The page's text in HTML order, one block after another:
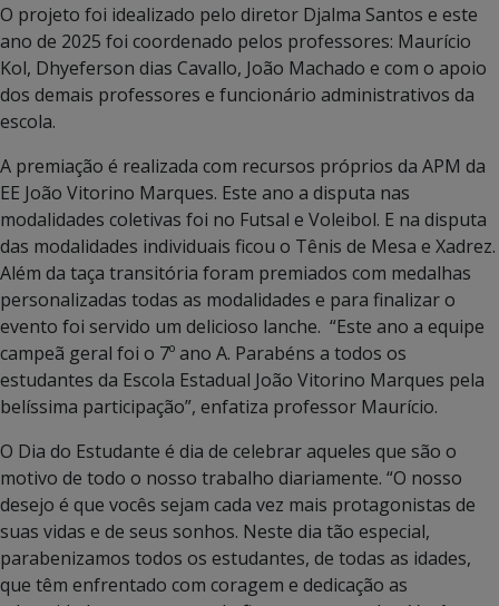
O projeto foi idealizado pelo diretor Djalma Santos e este
ano de 2025 foi coordenado pelos professores: Maurício
Kol, Dhyeferson dias Cavallo, João Machado e com o apoio
dos demais professores e funcionário administrativos da
escola.
A premiação é realizada com recursos próprios da APM da
EE João Vitorino Marques. Este ano a disputa nas
modalidades coletivas foi no Futsal e Voleibol. E na disputa
das modalidades individuais ficou o Tênis de Mesa e Xadrez.
Além da taça transitória foram premiados com medalhas
personalizadas todas as modalidades e para finalizar o
evento foi servido um delicioso lanche. “Este ano a equipe
campeã geral foi o 7º ano A. Parabéns a todos os
estudantes da Escola Estadual João Vitorino Marques pela
belíssima participação”, enfatiza professor Maurício.
O Dia do Estudante é dia de celebrar aqueles que são o
motivo de todo o nosso trabalho diariamente. “O nosso
desejo é que vocês sejam cada vez mais protagonistas de
suas vidas e de seus sonhos. Neste dia tão especial,
parabenizamos todos os estudantes, de todas as idades,
que têm enfrentado com coragem e dedicação as